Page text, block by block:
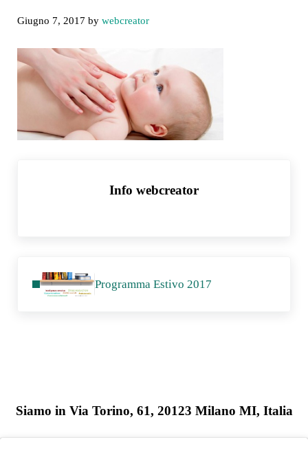
Giugno 7, 2017 by webcreator
Info webcreator
Programma Estivo 2017
Siamo in Via Torino, 61, 20123 Milano MI, Italia